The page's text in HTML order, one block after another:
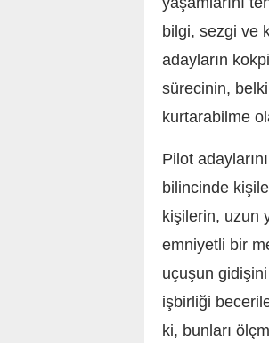
bilgi, sezgi ve
adayların
sürecinin, belki
kurtarabilme
Pilot
bilincinde
kişilerin, uzun
emniyetli bir
uçuşun
işbirliği
ki, bunları